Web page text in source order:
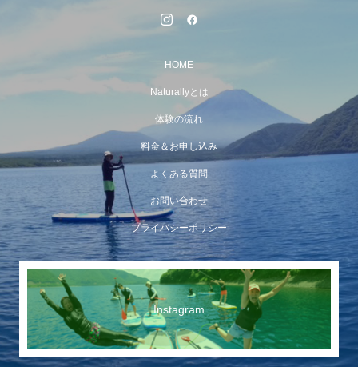
HOME
Naturallyとは
体験の流れ
料金＆お申し込み
よくある質問
お問い合わせ
プライバシーポリシー
Instagram